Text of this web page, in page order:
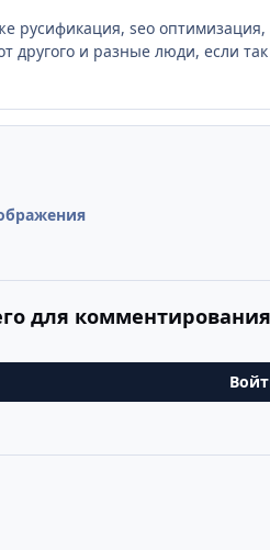
русификация, seo
и разные люди, если
для комментирования